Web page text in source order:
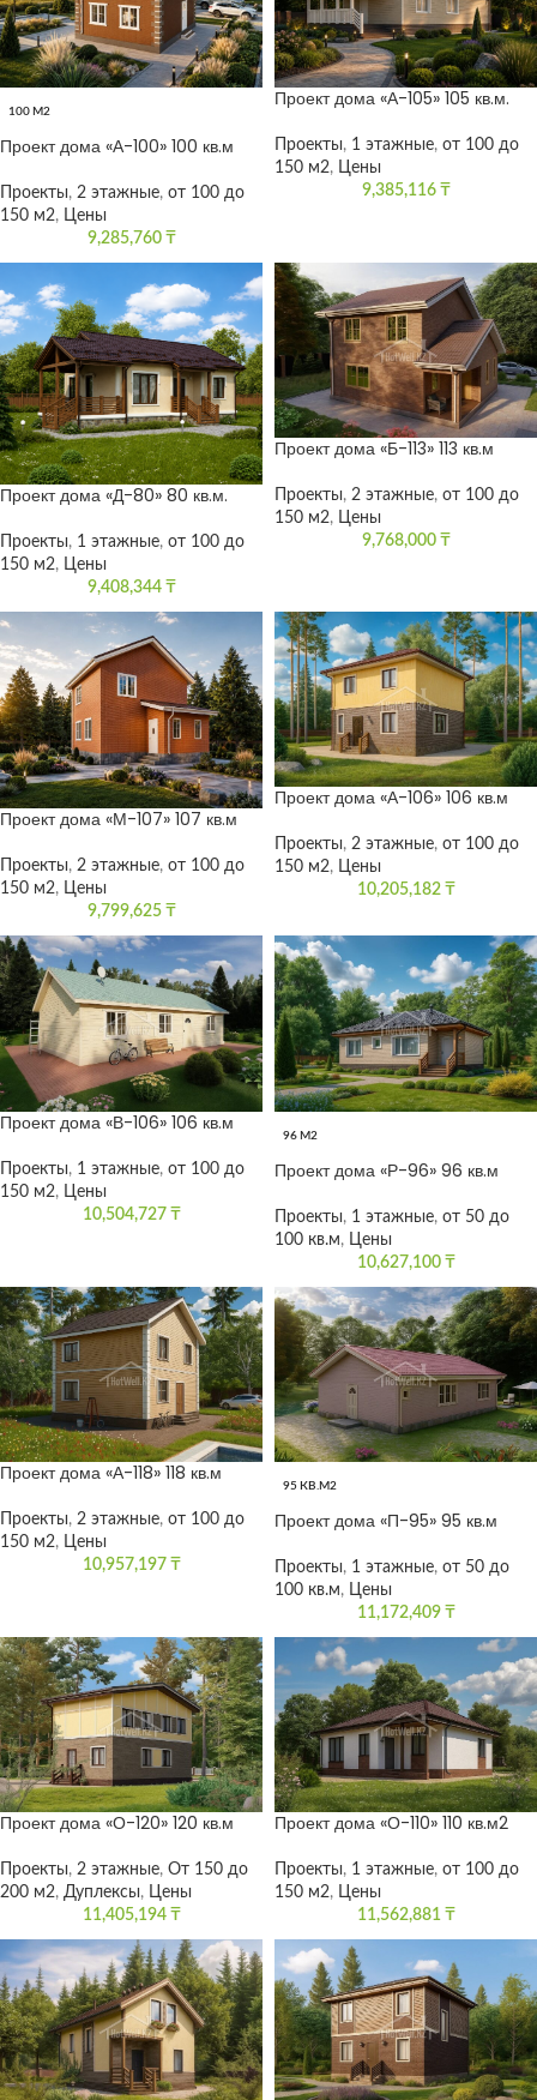
100 М2
Проект дома «А-100» 100 кв.м
Проекты, 2 этажные, от 100 до
150 м2, Цены
9,285,760 ₸
Проект дома «А-105» 105 кв.м.
Проекты, 1 этажные, от 100 до
150 м2, Цены
9,385,116 ₸
Проект дома «Д-80» 80 кв.м.
Проекты, 1 этажные, от 100 до
150 м2, Цены
9,408,344 ₸
Проект дома «Б-113» 113 кв.м
Проекты, 2 этажные, от 100 до
150 м2, Цены
9,768,000 ₸
Проект дома «М-107» 107 кв.м
Проекты, 2 этажные, от 100 до
150 м2, Цены
9,799,625 ₸
Проект дома «А-106» 106 кв.м
Проекты, 2 этажные, от 100 до
150 м2, Цены
10,205,182 ₸
Проект дома «В-106» 106 кв.м
Проекты, 1 этажные, от 100 до
150 м2, Цены
10,504,727 ₸
96 М2
Проект дома «Р-96» 96 кв.м
Проекты, 1 этажные, от 50 до
100 кв.м, Цены
10,627,100 ₸
Проект дома «А-118» 118 кв.м
Проекты, 2 этажные, от 100 до
150 м2, Цены
10,957,197 ₸
95 КВ.М2
Проект дома «П-95» 95 кв.м
Проекты, 1 этажные, от 50 до
100 кв.м, Цены
11,172,409 ₸
Проект дома «О-120» 120 кв.м
Проекты, 2 этажные, От 150 до
200 м2, Дуплексы, Цены
11,405,194 ₸
Проект дома «О-110» 110 кв.м2
Проекты, 1 этажные, от 100 до
150 м2, Цены
11,562,881 ₸